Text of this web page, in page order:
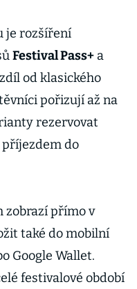
je rozšíření
Festival Pass+ a
od klasického
pořizují až na
rezervovat
do
zobrazí přímo v
také do mobilní
Google Wallet.
festivalové období